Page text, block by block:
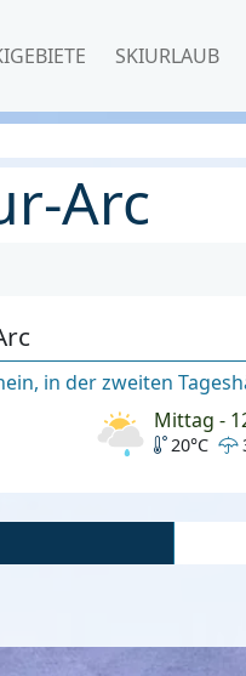
SKIURLAUB
Arc
in der zweiten
Mittag -
20°C